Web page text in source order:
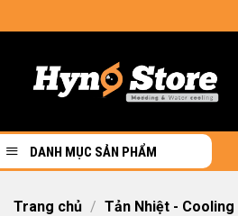
to
DANH MỤC SẢN PHẨM
Trang chủ / Tản Nhiệt - Cooling